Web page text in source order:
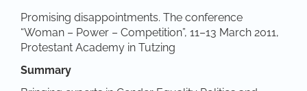
Promising disappointments. The conference
“Woman – Power – Competition”, 11–13 March 2011,
Protestant Academy in Tutzing
Summary